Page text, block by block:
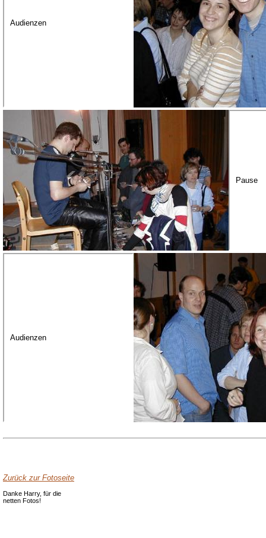
Audienzen
Pause
Audienzen
Zurück zur Fotoseite
Danke Harry, für die
netten Fotos!